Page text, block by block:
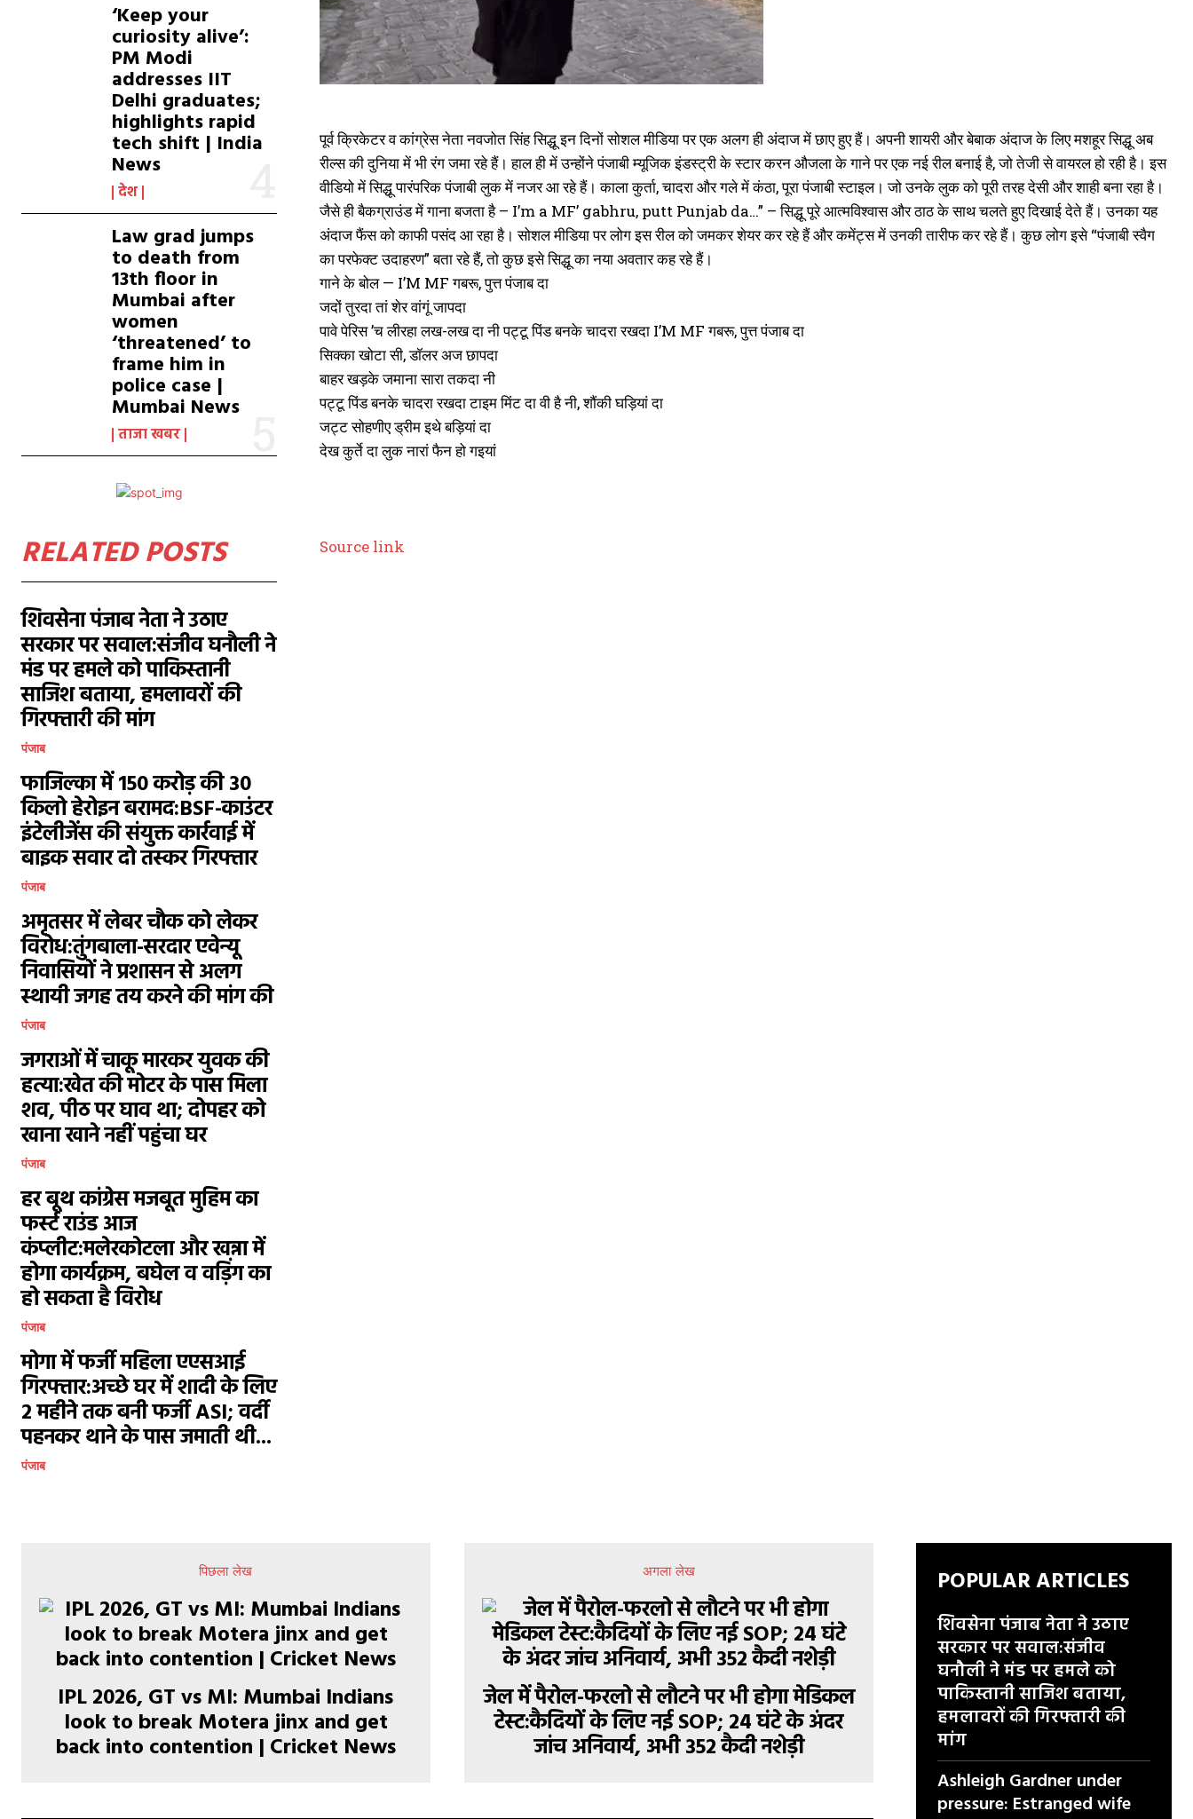
‘Keep your
curiosity alive’:
PM Modi
addresses IIT
Delhi graduates;
highlights rapid
tech shift | India
News
देश
Law grad jumps
to death from
13th floor in
Mumbai after
women
‘threatened’ to
frame him in
police case |
Mumbai News
ताजा खबर
RELATED POSTS
शिवसेना पंजाब नेता ने उठाए
सरकार पर सवाल:संजीव घनौली ने
मंड पर हमले को पाकिस्तानी
साजिश बताया, हमलावरों की
गिरफ्तारी की मांग
पंजाब
फाजिल्का में ₹150 करोड़ की 30
किलो हेरोइन बरामद:BSF-काउंटर
इंटेलीजेंस की संयुक्त कार्रवाई में
बाइक सवार दो तस्कर गिरफ्तार
पंजाब
अमृतसर में लेबर चौक को लेकर
विरोध:तुंगबाला-सरदार एवेन्यू
निवासियों ने प्रशासन से अलग
स्थायी जगह तय करने की मांग की
पंजाब
जगराओं में चाकू मारकर युवक की
हत्या:खेत की मोटर के पास मिला
शव, पीठ पर घाव था; दोपहर को
खाना खाने नहीं पहुंचा घर
पंजाब
हर बूथ कांग्रेस मजबूत मुहिम का
फर्स्ट राउंड आज
कंप्लीट:मलेरकोटला और खन्ना में
होगा कार्यक्रम, बघेल व वड़िंग का
हो सकता है विरोध
पंजाब
मोगा में फर्जी महिला एएसआई
गिरफ्तार:अच्छे घर में शादी के लिए
2 महीने तक बनी फर्जी ASI; वर्दी
पहनकर थाने के पास जमाती थी...
पंजाब
पूर्व क्रिकेटर व कांग्रेस नेता नवजोत सिंह सिद्धू इन दिनों सोशल मीडिया पर एक अलग ही अंदाज में छाए हुए हैं। अपनी शायरी और बेबाक अंदाज के लिए मशहूर सिद्धू अब
रील्स की दुनिया में भी रंग जमा रहे हैं। हाल ही में उन्होंने पंजाबी म्यूजिक इंडस्ट्री के स्टार करन औजला के गाने पर एक नई रील बनाई है, जो तेजी से वायरल हो रही है। इस
वीडियो में सिद्धू पारंपरिक पंजाबी लुक में नजर आ रहे हैं। काला कुर्ता, चादरा और गले में कंठा, पूरा पंजाबी स्टाइल। जो उनके लुक को पूरी तरह देसी और शाही बना रहा है।
जैसे ही बैकग्राउंड में गाना बजता है – I’m a MF’ gabhru, putt Punjab da…” – सिद्धू पूरे आत्मविश्वास और ठाठ के साथ चलते हुए दिखाई देते हैं। उनका यह
अंदाज फैंस को काफी पसंद आ रहा है। सोशल मीडिया पर लोग इस रील को जमकर शेयर कर रहे हैं और कमेंट्स में उनकी तारीफ कर रहे हैं। कुछ लोग इसे “पंजाबी स्वैग
का परफेक्ट उदाहरण” बता रहे हैं, तो कुछ इसे सिद्धू का नया अवतार कह रहे हैं।
गाने के बोल — I’M MF गबरू, पुत्त पंजाब दा
जदों तुरदा तां शेर वांगूं जापदा
पावे पेरिस ’च लीरहा लख-लख दा नी पट्टू पिंड बनके चादरा रखदा I’M MF गबरू, पुत्त पंजाब दा
सिक्का खोटा सी, डॉलर अज छापदा
बाहर खड़के जमाना सारा तकदा नी
पट्टू पिंड बनके चादरा रखदा टाइम मिंट दा वी है नी, शौंकी घड़ियां दा
जट्ट सोहणीए ड्रीम इथे बड़ियां दा
देख कुर्ते दा लुक नारां फैन हो गइयां
Source link
पिछला लेख
IPL 2026, GT vs MI: Mumbai Indians
look to break Motera jinx and get
back into contention | Cricket News
अगला लेख
जेल में पैरोल-फरलो से लौटने पर भी होगा मेडिकल
टेस्ट:कैदियों के लिए नई SOP; 24 घंटे के अंदर
जांच अनिवार्य, अभी 352 कैदी नशेड़ी
POPULAR ARTICLES
शिवसेना पंजाब नेता ने उठाए
सरकार पर सवाल:संजीव
घनौली ने मंड पर हमले को
पाकिस्तानी साजिश बताया,
हमलावरों की गिरफ्तारी की
मांग
Ashleigh Gardner under
pressure: Estranged wife